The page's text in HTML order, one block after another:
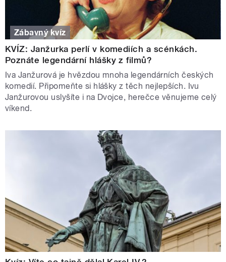
Zábavný kvíz
KVÍZ: Janžurka perlí v komediích a scénkách.
Poznáte legendární hlášky z filmů?
Iva Janžurová je hvězdou mnoha legendárních českých
komedií. Připomeňte si hlášky z těch nejlepších. Ivu
Janžurovou uslyšíte i na Dvojce, herečce věnujeme celý
víkend.